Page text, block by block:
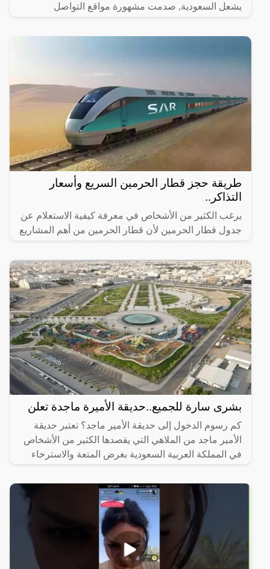
يشعل السعودية, صدمت مشهورة مواقع التواصل
رقصها والميكاج الذي
طريقة حجز قطار الحرمين السريع وأسعار
التذاكر..
يرغب الكثير من الأشخاص في معرفة كيفية الاستعلام عن
جدول قطار الحرمين لأن قطار الحرمين من أهم المشاريع
بشرى سارة للجميع..حديقة الأميرة ماجدة تعلن
كم رسوم الدخول إلى حديقة الأمير ماجد؟ تعتبر حديقة
الأمير ماجد من الملاهي التي يقصدها الكثير من الأشخاص
في المملكة العربية السعودية بغرض المتعة والاسترخاء